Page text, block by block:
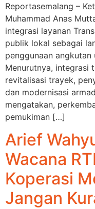
Reportasemalang –
Muhammad Anas
integrasi layanan
publik lokal sebagai
penggunaan
Menurutnya, integrasi
revitalisasi trayek,
dan modernisasi
mengatakan,
pemukiman […]
Arief
Wacana
Koperasi
Jangan